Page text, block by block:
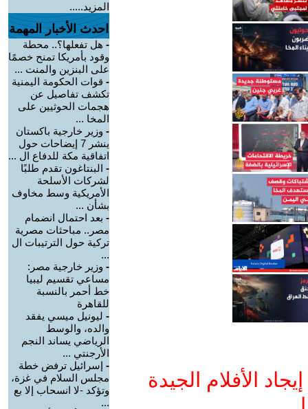
الأفلام الجيدة
المزيد.....
احدث الأخبار المهمة
- هل تفعلها؟.. محطة
وقود بأمريكا تمنح خصمًا
على البنزين والمنت ...
- قوات الحكومة اليمنية
تكشف تفاصيل عن
هجمات الحوثيين على
المخا ...
- وزير خارجية باكستان
ينشر 7 إيضاحات حول
اتفاقية مكة للدفاع ال ...
- البنتاغون تقدم طلبًا
لشركات الأسلحة
الأمريكية وسط مخاوف
بشأن ...
- بعد احتمال انضمام
مصر.. مباحثات مصرية
تركية حول الترتيبات ال
...
- وزير خارجية مصر:
مساعي تقسيم ليبيا
خط أحمر بالنسبة
للقاهرة
- ليونيل ميسي يفقد
والده، والوسط
الرياضي يساند النجم
الأرجنتي ...
- إسرائيل ترفض خطة
مجلس السلام في غزة،
وتؤكد -لا انسحاب إلا بع
...